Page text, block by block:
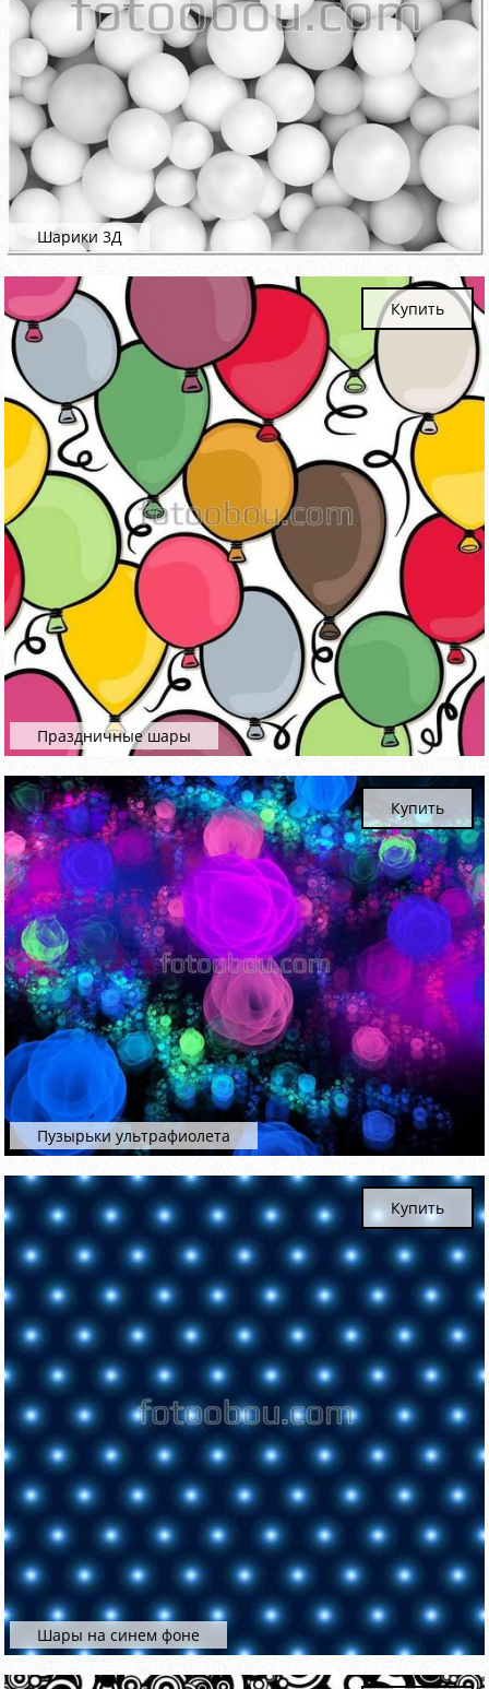
Шарики 3Д
Праздничные шары
Купить
Пузырьки ультрафиолета
Купить
Шары на синем фоне
Купить